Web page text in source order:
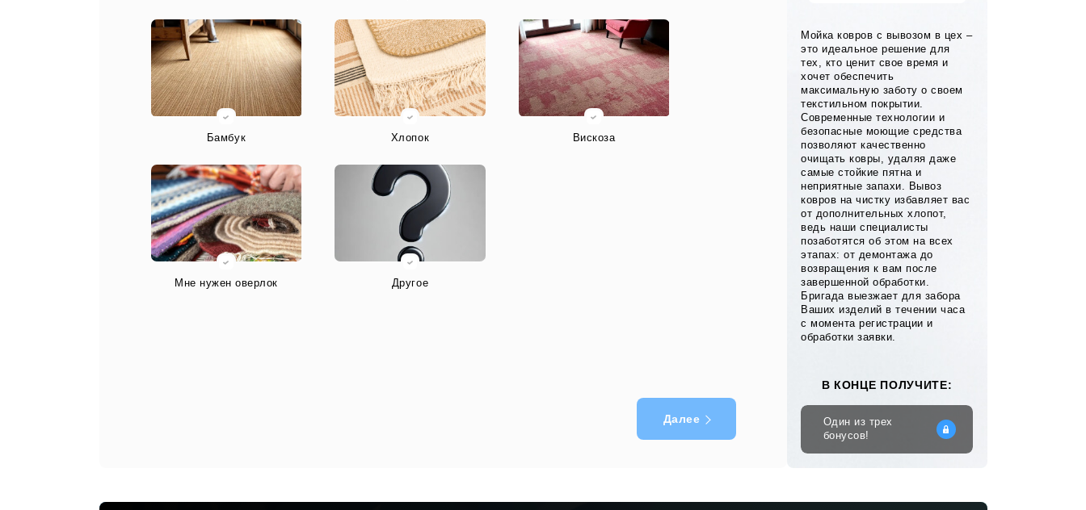
Бамбук Хлопок Вискоза
Мне нужен оверлок Другое
Далее
Мойка ковров с вывозом в цех –
это идеальное решение для
тех, кто ценит свое время и
хочет обеспечить
максимальную заботу о своем
текстильном покрытии.
Современные технологии и
безопасные моющие средства
позволяют качественно
очищать ковры, удаляя даже
самые стойкие пятна и
неприятные запахи. Вывоз
ковров на чистку избавляет вас
от дополнительных хлопот,
ведь наши специалисты
позаботятся об этом на всех
этапах: от демонтажа до
возвращения к вам после
завершенной обработки.
Бригада выезжает для забора
Ваших изделий в течении часа
с момента регистрации и
обработки заявки.
В КОНЦЕ ПОЛУЧИТЕ:
Один из трех
бонусов!